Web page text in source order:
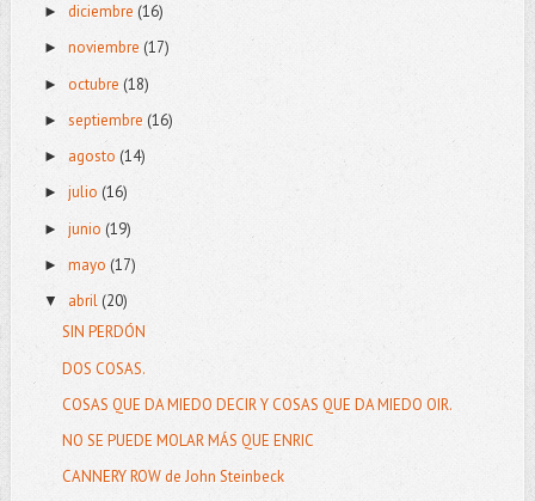
► diciembre (16)
► noviembre (17)
► octubre (18)
► septiembre (16)
► agosto (14)
► julio (16)
► junio (19)
► mayo (17)
▼ abril(20)
SIN PERDÓN
DOS COSAS.
COSAS QUE DA MIEDO DECIR Y COSAS QUE DA MIEDO OIR.
NO SE PUEDE MOLAR MÁS QUE ENRIC
CANNERY ROW de John Steinbeck